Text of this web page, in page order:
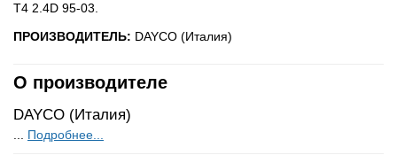
Т4 2.4D 95-03.
ПРОИЗВОДИТЕЛЬ: DAYCO (Италия)
О производителе
DAYCO (Италия)
Подробнее...